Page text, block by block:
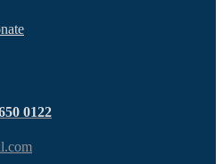
0122